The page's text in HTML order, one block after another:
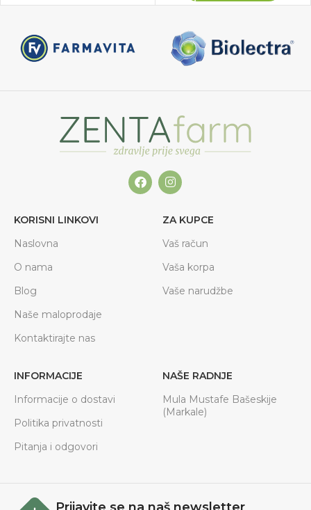
KORISNI LINKOVI
Naslovna
O nama
Blog
Naše maloprodaje
Kontaktirajte nas
ZA KUPCE
Vaš račun
Vaša korpa
Vaše narudžbe
INFORMACIJE
Informacije o dostavi
Politika privatnosti
Pitanja i odgovori
NAŠE RADNJE
Mula Mustafe Bašeskije
(Markale)
Prijavite se na naš newsletter